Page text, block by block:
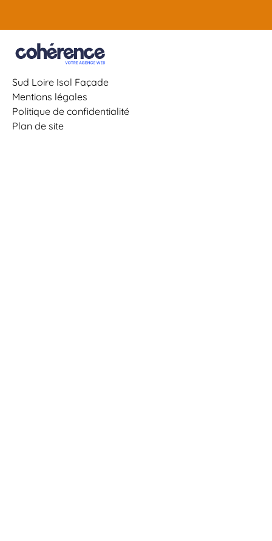
Sud Loire Isol Façade
Mentions légales
Politique de confidentialité
Plan de site